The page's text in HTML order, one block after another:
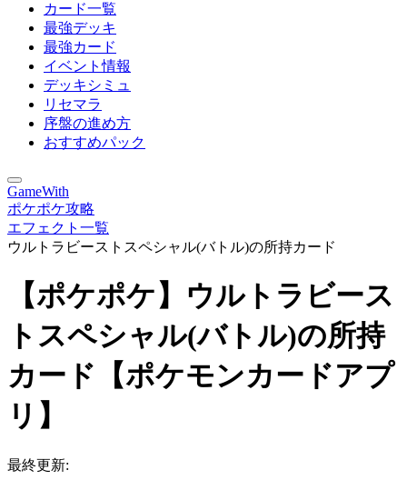
カード一覧
最強デッキ
最強カード
イベント情報
デッキシミュ
リセマラ
序盤の進め方
おすすめパック
GameWith
ポケポケ攻略
エフェクト一覧
ウルトラビーストスペシャル(バトル)の所持カード
【ポケポケ】ウルトラビース
トスペシャル(バトル)の所持
カード【ポケモンカードアプ
リ】
最終更新: